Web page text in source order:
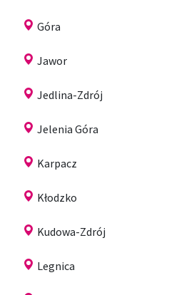
Góra
Jawor
Jedlina-Zdrój
Jelenia Góra
Karpacz
Kłodzko
Kudowa-Zdrój
Legnica